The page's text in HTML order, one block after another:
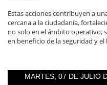
Estas acciones contribuyen a
cercana a la ciudadanía,
no solo en el ámbito operativo,
en beneficio de la seguridad y
MARTES, 07 DE JULIO